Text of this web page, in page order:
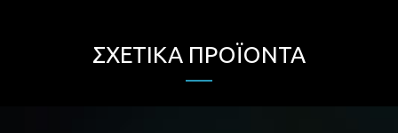
ΣΧΕΤΙΚΆ ΠΡΟΪΌΝΤΑ